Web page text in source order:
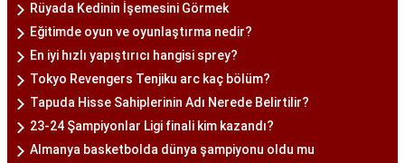
Rüyada Kedinin İşemesini Görmek
Eğitimde oyun ve oyunlaştırma nedir?
En iyi hızlı yapıştırıcı hangisi sprey?
Tokyo Revengers Tenjiku arc kaç bölüm?
Tapuda Hisse Sahiplerinin Adı Nerede Belirtilir?
23-24 Şampiyonlar Ligi finali kim kazandı?
Almanya basketbolda dünya şampiyonu oldu mu